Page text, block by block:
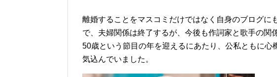
離婚することをマスコミだけではなく自身のブログに
で、夫婦関係は終了するが、今後も作詞家と歌手の関
50歳という節目の年を迎えるにあたり、公私ともに
気込んでいました。